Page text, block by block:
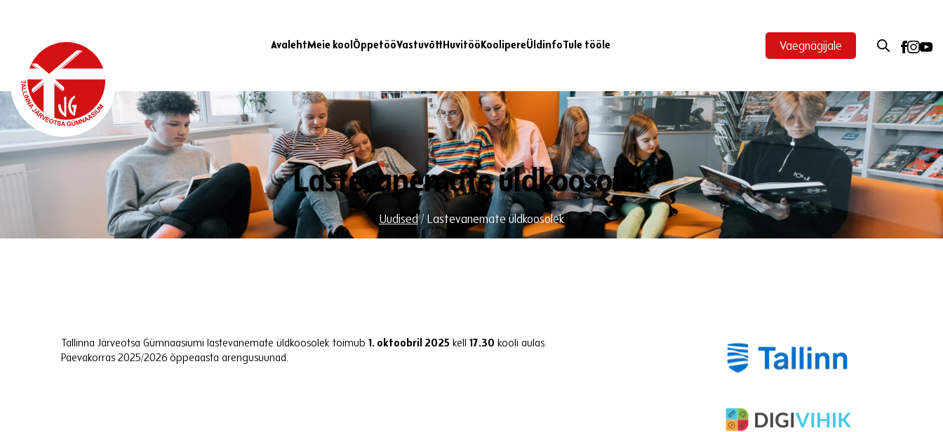
AvalehtMeie kool ÕppetööVastuvõtt Huvitöö KoolipereÜldinfoTule tööle Vaegnägijale
Lastevanemate üldkoosolek
Uudised/ Lastevanemate üldkoosolek
Tallinna Järveotsa Gümnaasiumi lastevanemate üldkoosolek toimub 1. oktoobril 2025 kell 17.30 kooli aulas.
Päevakorras 2025/2026 õppeaasta arengusuunad.